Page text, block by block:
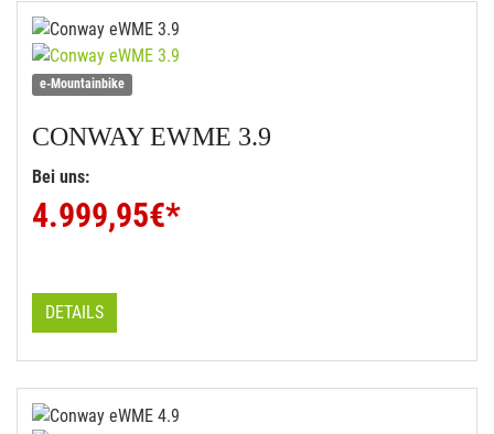
e-Mountainbike
CONWAYEWME 3.9
Bei uns:
4.999,95€*
DETAILS